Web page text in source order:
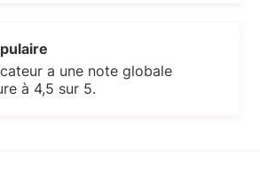
a une note globale
à 4,5 sur 5.